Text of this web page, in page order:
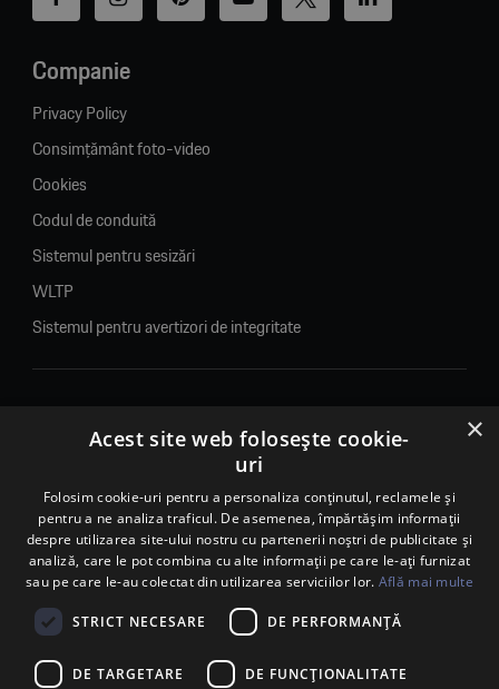
Companie
Privacy Policy
Consimțământ foto-video
Cookies
Codul de conduită
Sistemul pentru sesizări
WLTP
Sistemul pentru avertizori de integritate
© 2026. Porsche Inter Auto Romania. Toate drepturile rezervate.
Porsche Inter Auto Romania SRL
RO22188461 J2007002067233
B-dul Pipera, nr. 2, Sala 1, Etaj 2, Voluntari, jud.Ilfov - sediu
social
B-dul Pipera, nr. 1/X, Centrul Porsche București – PCB,
Voluntari, jud. Ilfov – punct de lucru
Calea Lugojului, nr. 136, loc. Ghiroda, jud. Timiș – punct de
×
Acest site web folosește cookie-
uri
Folosim cookie-uri pentru a personaliza conținutul, reclamele și
pentru a ne analiza traficul. De asemenea, împărtășim informații
despre utilizarea site-ului nostru cu partenerii noștri de publicitate și
analiză, care le pot combina cu alte informații pe care le-ați furnizat
sau pe care le-au colectat din utilizarea serviciilor lor. Află mai multe
STRICT NECESARE DE PERFORMANȚĂ
DE TARGETARE DE FUNCŢIONALITATE